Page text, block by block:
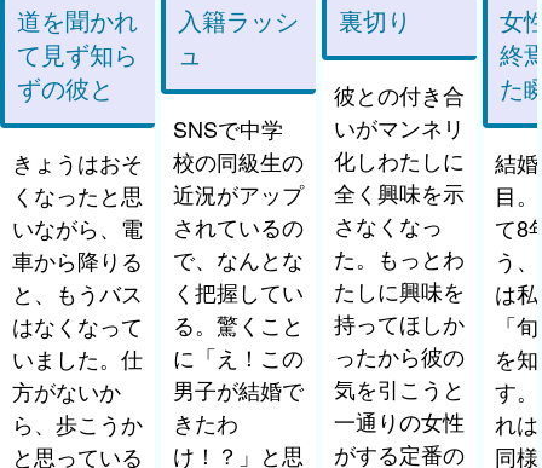
道を聞かれ
て見ず知ら
ずの彼と
きょうはおそ
くなったと思
いながら、電
車から降りる
と、もうバス
はなくなって
いました。仕
方がないか
ら、歩こうか
と思っている
入籍ラッシ
ュ
SNSで中学
校の同級生の
近況がアップ
されているの
で、なんとな
く把握してい
る。驚くこと
に「え！この
男子が結婚で
きたわ
け！？」と思
裏切り
彼との付き合
いがマンネリ
化しわたしに
全く興味を示
さなくなっ
た。もっとわ
たしに興味を
持ってほしか
ったから彼の
気を引こうと
一通りの女性
がする定番の
女
終
た
結
目
て8
う
は
「
を
す
れ
同